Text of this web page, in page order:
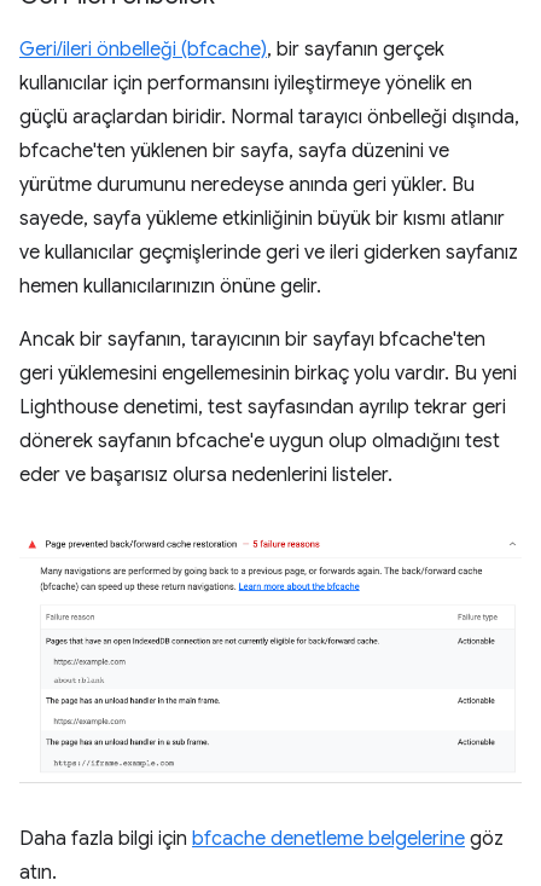
Geri/ileri önbelleği (bfcache), bir sayfanın gerçek
kullanıcılar için performansını iyileştirmeye yönelik en
güçlü araçlardan biridir. Normal tarayıcı önbelleği dışında,
bfcache'ten yüklenen bir sayfa, sayfa düzenini ve
yürütme durumunu neredeyse anında geri yükler. Bu
sayede, sayfa yükleme etkinliğinin büyük bir kısmı atlanır
ve kullanıcılar geçmişlerinde geri ve ileri giderken sayfanız
hemen kullanıcılarınızın önüne gelir.
Ancak bir sayfanın, tarayıcının bir sayfayı bfcache'ten
geri yüklemesini engellemesinin birkaç yolu vardır. Bu yeni
Lighthouse denetimi, test sayfasından ayrılıp tekrar geri
dönerek sayfanın bfcache'e uygun olup olmadığını test
eder ve başarısız olursa nedenlerini listeler.
Daha fazla bilgi için bfcache denetleme belgelerine göz
atın.